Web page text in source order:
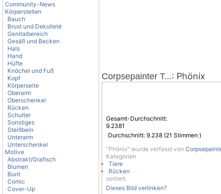
Community-News
Körperstellen
Bauch
Brust und Dekolleté
Genitalbereich
Gesäß und Becken
Hals
Hand
Hüfte
Knöchel und Fuß
Kopf
Körperseite
Oberarm
Oberschenkel
Rücken
Schulter
Sonstiges
Steißbein
Unterarm
Unterschenkel
Motive
Abstrakt/Grafisch
Blumen
Bunt
Comic
Cover-Up
Corpsepainter T...: Phönix
Gesamt-Durchschnitt:
9.2381
Durchschnitt: 9.238 (21 Stimmen )
"Phönix" wurde verfasst von
Kategorien
Tiere
Rücken
sortiert.
Dieses Bild verlinken?